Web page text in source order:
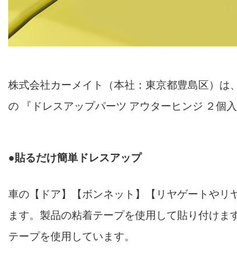
株式会社カーメイト（本社：東京都豊島区）は
の 『ドレスアップパーツ アウターヒンジ ２個
●貼るだけ簡単ドレスアップ
車の【ドア】【ボンネット】【リヤゲートや
ます。製品の粘着テープを使用して貼り付け
テープを使用しています。